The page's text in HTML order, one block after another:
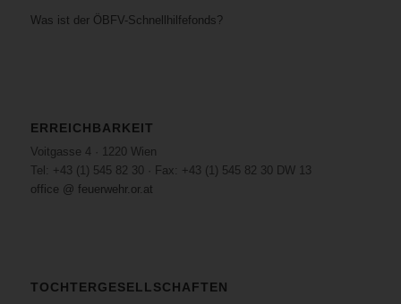
Was ist der ÖBFV-Schnellhilfefonds?
ERREICHBARKEIT
Voitgasse 4 · 1220 Wien
Tel: +43 (1) 545 82 30 · Fax: +43 (1) 545 82 30 DW 13
office @ feuerwehr.or.at
TOCHTERGESELLSCHAFTEN